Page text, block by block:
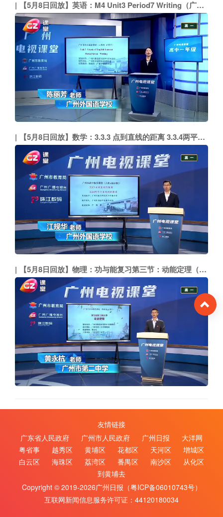
【5月8日回放】英语：M4 Unit3 Period7 Writing（广州外国语学校 陈丽芳）
【5月8日回放】数学：3.3.3 点到直线的距离 3.3.4两平行直线间的距离（广州外国语学校 江规华）
【5月8日回放】物理：功与能复习第三节：动能定理（市二中 黄永杭）
友情链接
广东省人民政府
广州市人民政府 广州日报
大洋网
粤省事
越秀区 黄埔区 花都区 天河区
增城区
白云区
海珠区 荔湾区 番禺区 南沙区
从化区
到黄埔去
Copyright © 2019-2026广州日报（粤ICP备06010743号）
互联网新闻信息服务许可证：44120180034